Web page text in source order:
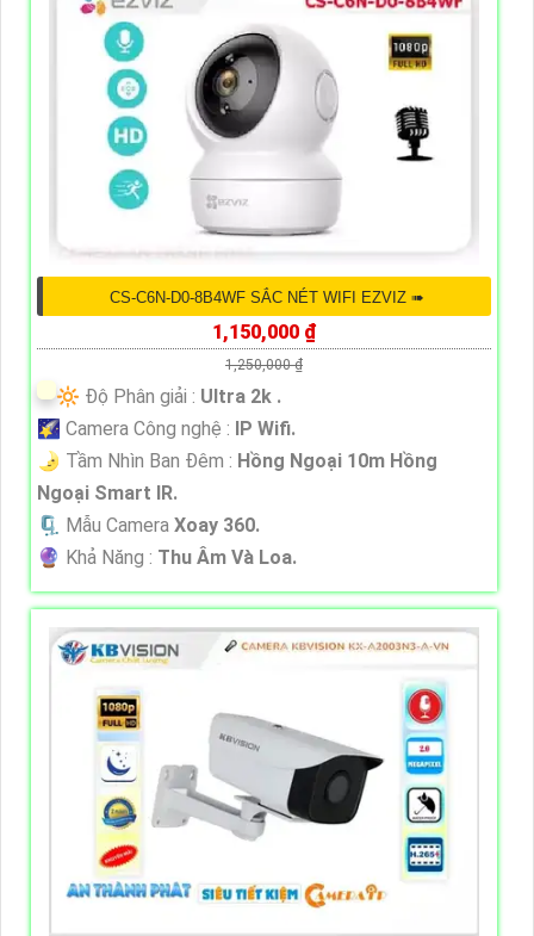
CS-C6N-D0-8B4WF SẮC NÉT WIFI EZVIZ ➠
1,150,000 ₫
1,250,000 ₫
🔆 Độ Phân giải : Ultra 2k .
🌠 Camera Công nghệ : IP Wifi.
🌛 Tầm Nhìn Ban Đêm : Hồng Ngoại 10m Hồng
Ngoại Smart IR.
🗜️ Mẫu Camera Xoay 360.
️🔮 Khả Năng : Thu Âm Và Loa.